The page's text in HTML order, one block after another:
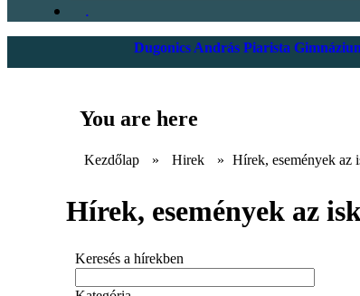
.
Dugonics András Piarista
You are here
Kezdőlap » Hirek » Hírek, események az
Hírek, események az
Keresés a hírekben